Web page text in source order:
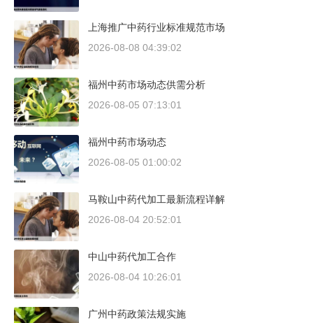
上海推广中药行业标准规范市场
2026-08-08 04:39:02
福州中药市场动态供需分析
2026-08-05 07:13:01
福州中药市场动态
2026-08-05 01:00:02
马鞍山中药代加工最新流程详解
2026-08-04 20:52:01
中山中药代加工合作
2026-08-04 10:26:01
广州中药政策法规实施